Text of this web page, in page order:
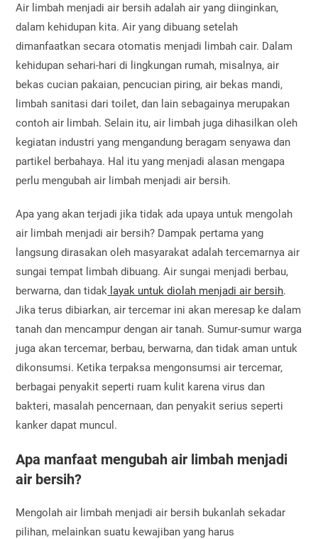
Air limbah menjadi air bersih adalah air yang diinginkan,
dalam kehidupan kita. Air yang dibuang setelah
dimanfaatkan secara otomatis menjadi limbah cair. Dalam
kehidupan sehari-hari di lingkungan rumah, misalnya, air
bekas cucian pakaian, pencucian piring, air bekas mandi,
limbah sanitasi dari toilet, dan lain sebagainya merupakan
contoh air limbah. Selain itu, air limbah juga dihasilkan oleh
kegiatan industri yang mengandung beragam senyawa dan
partikel berbahaya. Hal itu yang menjadi alasan mengapa
perlu mengubah air limbah menjadi air bersih.
Apa yang akan terjadi jika tidak ada upaya untuk mengolah
air limbah menjadi air bersih? Dampak pertama yang
langsung dirasakan oleh masyarakat adalah tercemarnya air
sungai tempat limbah dibuang. Air sungai menjadi berbau,
berwarna, dan tidak layak untuk diolah menjadi air bersih.
Jika terus dibiarkan, air tercemar ini akan meresap ke dalam
tanah dan mencampur dengan air tanah. Sumur-sumur warga
juga akan tercemar, berbau, berwarna, dan tidak aman untuk
dikonsumsi. Ketika terpaksa mengonsumsi air tercemar,
berbagai penyakit seperti ruam kulit karena virus dan
bakteri, masalah pencernaan, dan penyakit serius seperti
kanker dapat muncul.
Apa manfaat mengubah air limbah menjadi
air bersih?
Mengolah air limbah menjadi air bersih bukanlah sekadar
pilihan, melainkan suatu kewajiban yang harus